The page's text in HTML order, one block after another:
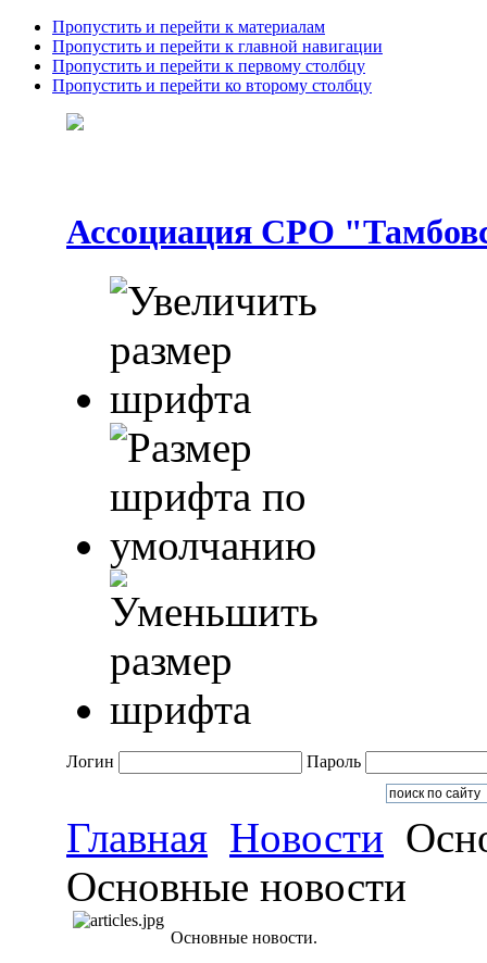
Пропустить и перейти к материалам
Пропустить и перейти к главной навигации
Пропустить и перейти к первому столбцу
Пропустить и перейти ко второму столбцу
Ассоциация СРО
Логин Пароль
Главная Новости
Основные новости
Основные новости.